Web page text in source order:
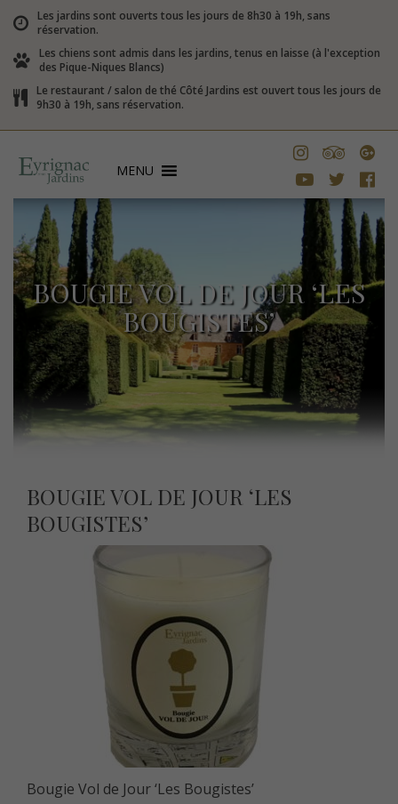
Les jardins sont ouverts tous les jours de 8h30 à 19h, sans
réservation.
Les chiens sont admis dans les jardins, tenus en laisse (à l'exception
des Pique-Niques Blancs)
Le restaurant / salon de thé Côté Jardins est ouvert tous les jours de
9h30 à 19h, sans réservation.
MENU
BOUGIE VOL DE JOUR ‘LES
BOUGISTES’
BOUGIE VOL DE JOUR ‘LES
BOUGISTES’
Bougie Vol de Jour ‘Les Bougistes’